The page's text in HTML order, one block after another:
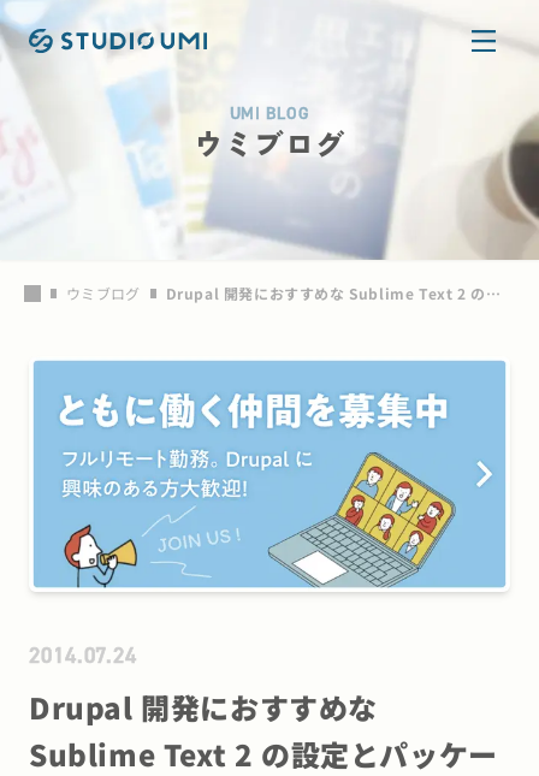
本文へ移動
UMI BLOG
ウミブログ
ウミブログ Drupal 開発におすすめな Sublime Text 2 の設定とパッケージ
2014.07.24
Drupal 開発におすすめな
Sublime Text 2 の設定とパッケー